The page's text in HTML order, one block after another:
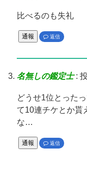
比べるのも失礼
通報 返信
名無しの鑑定士:
どうせ1位とった
て10連チケとか貰
な…
通報 返信